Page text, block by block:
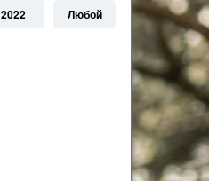
2022 Любой